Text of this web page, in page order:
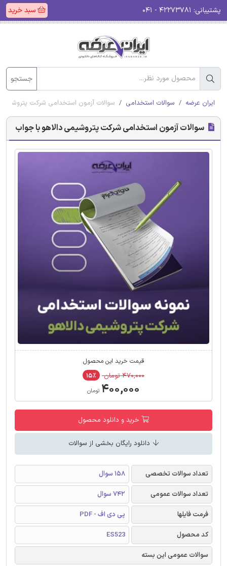
پشتیبانی: سبد خرید
جستجو
ایران عرضه سوالات استخدامی سوالات آزمون استخدامی شرکت پتروشیمی
سوالات آزمون استخدامی شرکت پتروشیمی دالاهو با جواب
قیمت خرید این محصول
۴۷۰,۰۰۰ تومان ۱۵٪
۴۰۰,۰۰۰ تومان
خرید و دانلود محصول
دانلود رایگان بخشی از سوالات
تعداد سوالات تخصصی
158 سوال
تعداد سوالات عمومی
742 سوال
فرمت فایلها
پی دی اف - PDF
کد محصول
ES523
سوالات عمومی این بسته